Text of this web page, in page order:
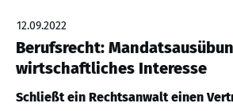
12.09.2022
Berufsrecht:
wirtschaftliches Interesse
Schließt ein Rechtsanwalt einen